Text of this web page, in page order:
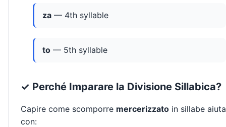
za — 4th syllable
to — 5th syllable
✓ Perché Imparare la Divisione Sillabica?
Capire come scomporre mercerizzato in sillabe aiuta
con: